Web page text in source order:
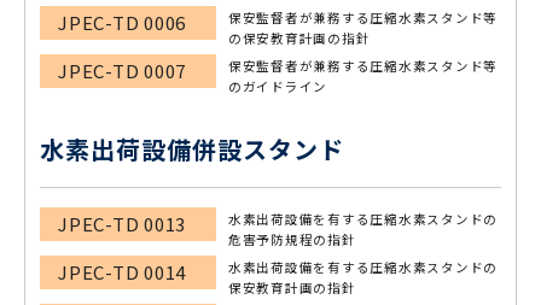
JPEC-TD 0006
保安監督者が兼務する圧縮水素スタンド等
の保安教育計画の指針
JPEC-TD 0007
保安監督者が兼務する圧縮水素スタンド等
のガイドライン
水素出荷設備併設スタンド
JPEC-TD 0013
水素出荷設備を有する圧縮水素スタンドの
危害予防規程の指針
JPEC-TD 0014
水素出荷設備を有する圧縮水素スタンドの
保安教育計画の指針